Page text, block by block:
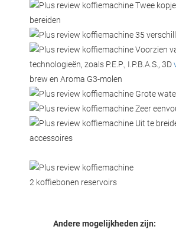
Twee
bereiden
35
Voorzien
technologieën, zoals P.E.P., I.P.B.A.S., 3D
brew en Aroma G3-molen
Grote
Zeer
Uit te
accessoires
2 koffiebonen reservoirs
Andere mogelijkheden zijn: